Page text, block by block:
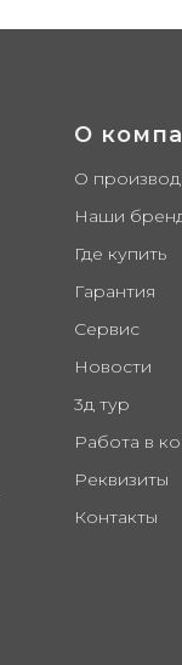
О
О
Наши
Где купить
Гарантия
Сервис
Новости
3д тур
Работа в
Реквизиты
Контакты